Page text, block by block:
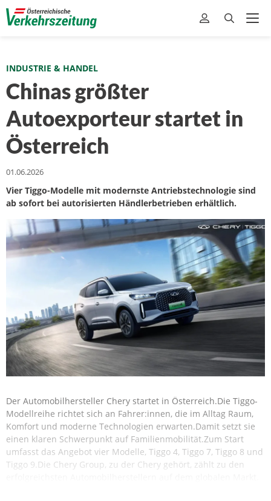
INDUSTRIE & HANDEL
Chinas größter
Autoexporteur startet in
Österreich
01.06.2026
Vier Tiggo-Modelle mit modernste Antriebstechnologie sind
ab sofort bei autorisierten Händlerbetrieben erhältlich.
Der Automobilhersteller Chery startet in Österreich.Die Tiggo-
Modellreihe richtet sich an Fahrer:innen, die im Alltag Raum,
Komfort und moderne Technologien erwarten.Damit setzt sie
einen klaren Schwerpunkt auf Familienmobilität.Zum Start
umfasst das Angebot vier Modelle, Tiggo 4, Tiggo 7, Tiggo 8 und
Tiggo 9.Die Chery Group, zu der Chery gehört, zählt zu den